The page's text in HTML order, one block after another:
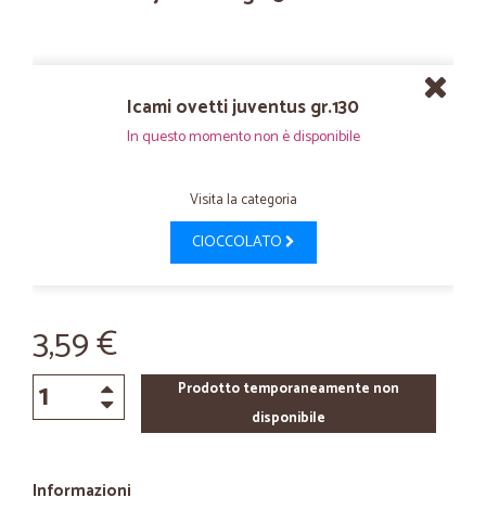
Icami ovetti juventus gr.130
In questo momento non è disponibile
Visita la categoria
CIOCCOLATO
3,59 €
Prodotto temporaneamente non
disponibile
Informazioni